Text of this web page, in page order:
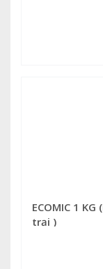
ECOMIC 1
trại )